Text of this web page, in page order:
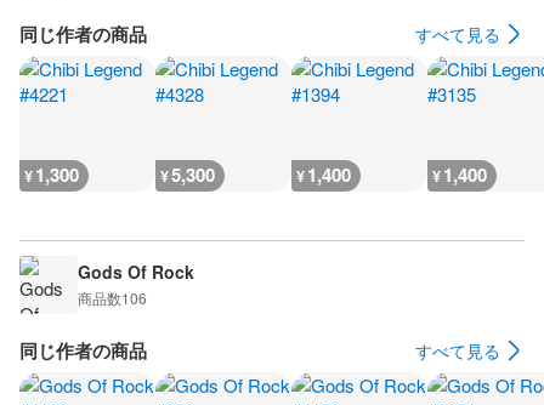
同じ作者の商品 すべて見る
¥1,300 ¥5,300 ¥1,400 ¥1,400
Gods Of Rock
商品数106
同じ作者の商品 すべて見る